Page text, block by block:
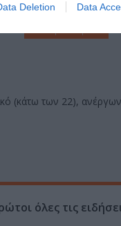
Deletion Data
(κάτω των 22),
όλες τις